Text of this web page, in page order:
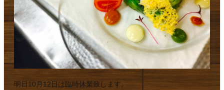
明日10月12日は臨時休業致します。